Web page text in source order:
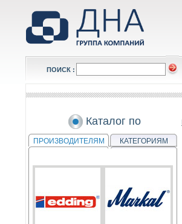
ПОИСК :
Каталог по
ПРОИЗВОДИТЕЛЯМ КАТЕГОРИЯМ